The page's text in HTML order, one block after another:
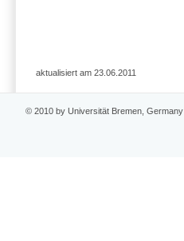
aktualisiert am 23.06.2011
© 2010 by Universität Bremen, Germany